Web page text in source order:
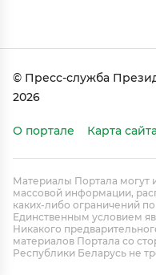
© Пресс-служба
2026
О портале Карта
Материалы Портала могут
массовой информации,
каких-либо ограничений
Единственным условием
Никакого
материалов Портала со
Республики Беларусь не